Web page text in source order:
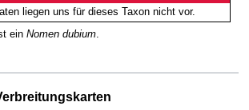
liegen uns für dieses Taxon nicht vor.
ein Nomen dubium.